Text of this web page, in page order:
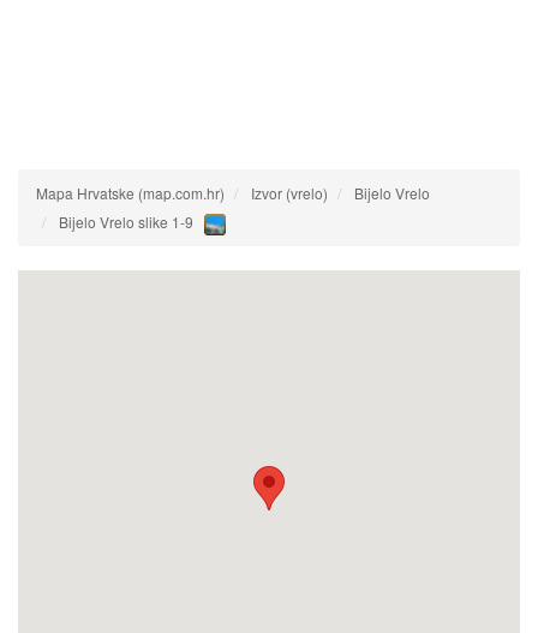
Mapa Hrvatske (map.com.hr) Izvor (vrelo)
Bijelo Vrelo
Bijelo Vrelo slike 1-9